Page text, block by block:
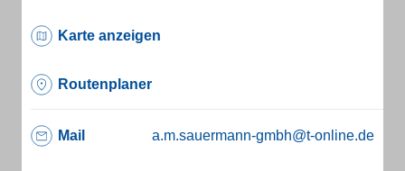
Karte anzeigen
Routenplaner
Mail a.m.sauermann-gmbh@t-online.de